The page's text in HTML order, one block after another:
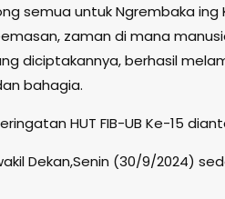
semua untuk Ngrembaka
zaman di mana
diciptakannya, berhasil
bahagia.
HUT FIB-UB Ke-15
Dekan,Senin (30/9/2024)